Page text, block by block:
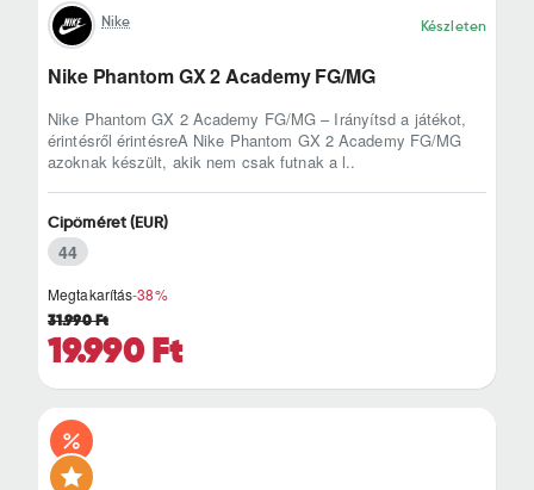
Nike Készleten
Nike Phantom GX 2 Academy FG/MG
Nike Phantom GX 2 Academy FG/MG – Irányítsd a játékot,
érintésről érintésreA Nike Phantom GX 2 Academy FG/MG
azoknak készült, akik nem csak futnak a l..
Megtakarítás-38%
19.990 Ft
31.990 Ft
Cipőméret (EUR)
44